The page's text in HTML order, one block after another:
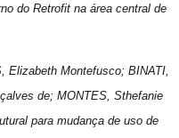
do Retrofit na área central de
Elizabeth Montefusco; BINATI,
de; MONTES, Sthefanie
para mudança de uso de